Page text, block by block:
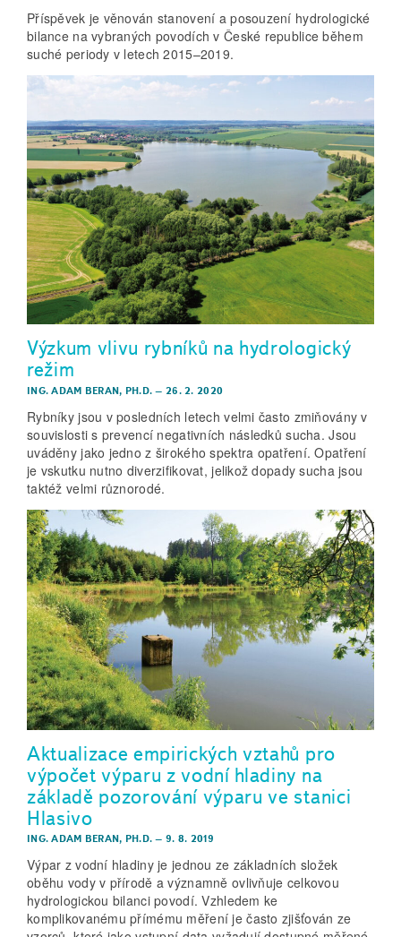
Příspěvek je věnován stanovení a posouzení hydrologické
bilance na vybraných povodích v České republice během
suché periody v letech 2015–2019.
Výzkum vlivu rybníků na hydrologický
režim
ING. ADAM BERAN, PH.D. –26. 2. 2020
Rybníky jsou v posledních letech velmi často zmiňovány v
souvislosti s prevencí negativních následků sucha. Jsou
uváděny jako jedno z širokého spektra opatření. Opatření
je vskutku nutno diverzifikovat, jelikož dopady sucha jsou
taktéž velmi různorodé.
Aktualizace empirických vztahů pro
výpočet výparu z vodní hladiny na
základě pozorování výparu ve stanici
Hlasivo
ING. ADAM BERAN, PH.D. –9. 8. 2019
Výpar z vodní hladiny je jednou ze základních složek
oběhu vody v přírodě a významně ovlivňuje celkovou
hydrologickou bilanci povodí. Vzhledem ke
komplikovanému přímému měření je často zjišťován ze